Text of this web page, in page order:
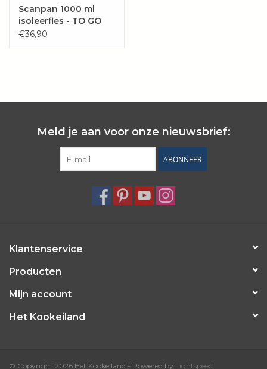
Scanpan 1000 ml
isoleerfles - TO GO
€36,90
Meld je aan voor onze nieuwsbrief:
ABONNEER
Klantenservice
Producten
Mijn account
Het Kookeiland
© Copyright 2026 Het Kookeiland - Powered by Lightspeed